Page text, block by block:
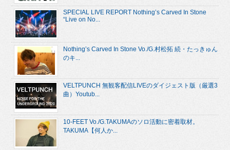
SPECIAL LIVE REPORT Nothing’s Carved In Stone
“Live on No...
Nothing’s Carved In Stone Vo./G.村松拓 続・たっきゅん
のキ...
VELTPUNCH 無観客配信LIVEのダイジェスト版（厳選3
曲）Youtub...
10-FEET Vo./G.TAKUMAのソロ活動に密着取材。
TAKUMA【何人か...